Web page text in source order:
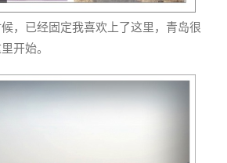
，已经固定我喜欢上了这里，青岛很
开始。